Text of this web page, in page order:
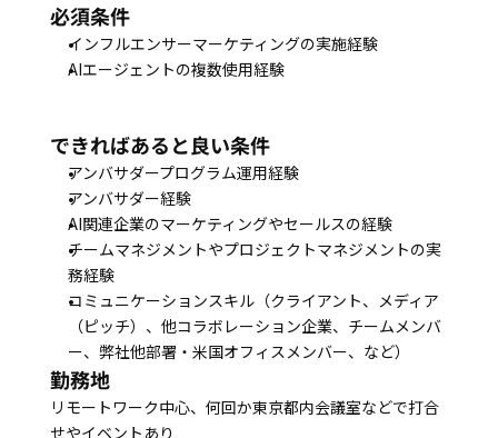
必須条件
インフルエンサーマーケティングの実施経験
AIエージェントの複数使用経験
できればあると良い条件
アンバサダープログラム運用経験
アンバサダー経験
AI関連企業のマーケティングやセールスの経験
チームマネジメントやプロジェクトマネジメントの実
務経験
コミュニケーションスキル（クライアント、メディア
（ピッチ）、他コラボレーション企業、チームメンバ
ー、弊社他部署・米国オフィスメンバー、など）
勤務地
リモートワーク中心、何回か東京都内会議室などで打合
せやイベントあり